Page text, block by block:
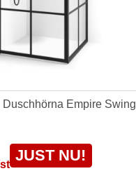
Empire Swing
JUST NU!